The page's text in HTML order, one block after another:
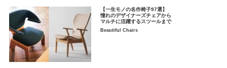
【一生モノの名作椅子97選】
憧れのデザイナーズチェアから
マルチに活躍するスツールまで
Beautiful Chairs